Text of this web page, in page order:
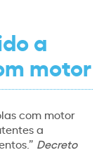
a
motor
com motor
a
Decreto